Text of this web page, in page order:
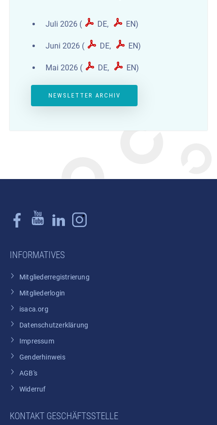
Juli 2026 ( DE, EN)
Juni 2026 ( DE, EN)
Mai 2026 ( DE, EN)
NEWSLETTER ARCHIV
INFORMATIVES
Mitgliederregistrierung
Mitgliederlogin
isaca.org
Datenschutzerklärung
Impressum
Genderhinweis
AGB's
Widerruf
KONTAKT GESCHÄFTSSTELLE